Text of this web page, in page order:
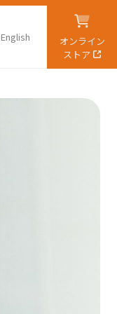
English
オンライン
ストア